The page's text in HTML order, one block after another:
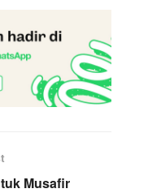
Musafir